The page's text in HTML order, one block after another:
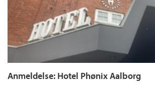
Anmeldelse: Hotel Phønix Aalborg